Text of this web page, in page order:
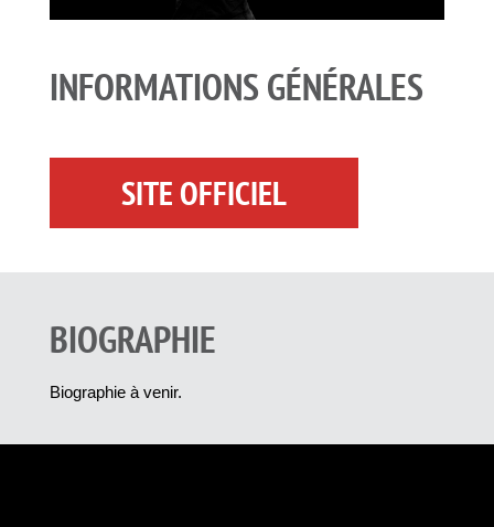
INFORMATIONS GÉNÉRALES
SITE OFFICIEL
BIOGRAPHIE
Biographie à venir.